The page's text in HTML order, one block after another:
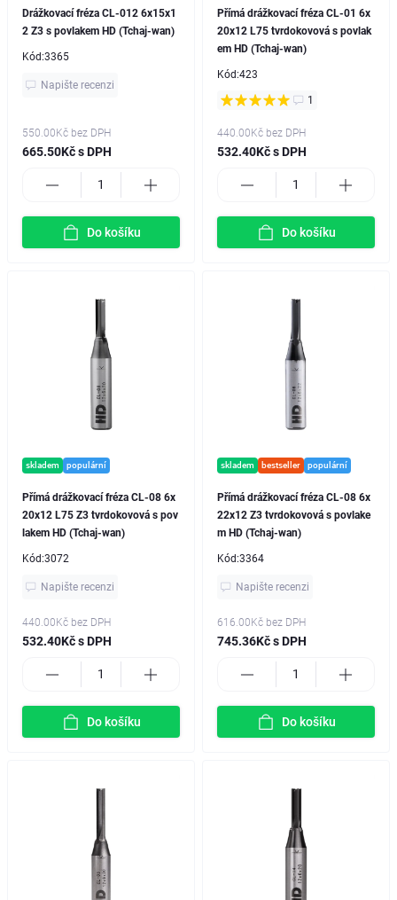
Drážkovací fréza CL-012 6x15x1
2 Z3 s povlakem HD (Tchaj-wan)
Kód:3365
Napište recenzi
550.00Kč bez DPH
665.50Kč s DPH
Do košíku
Přímá drážkovací fréza CL-01 6x
20x12 L75 tvrdokovová s povlak
em HD (Tchaj-wan)
Kód:423
1
440.00Kč bez DPH
532.40Kč s DPH
Do košíku
skladem populární
Přímá drážkovací fréza CL-08 6x
20x12 L75 Z3 tvrdokovová s pov
lakem HD (Tchaj-wan)
Kód:3072
Napište recenzi
440.00Kč bez DPH
532.40Kč s DPH
Do košíku
skladem bestseller populární
Přímá drážkovací fréza CL-08 6x
22x12 Z3 tvrdokovová s povlake
m HD (Tchaj-wan)
Kód:3364
Napište recenzi
616.00Kč bez DPH
745.36Kč s DPH
Do košíku